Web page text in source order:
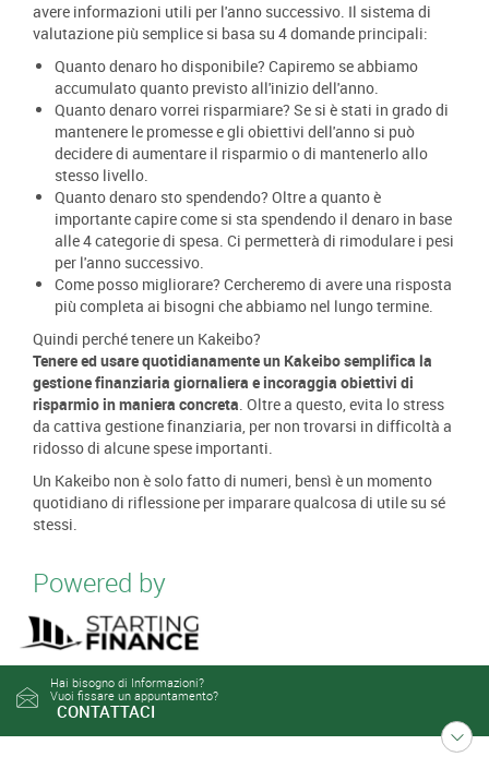
avere informazioni utili per l'anno successivo. Il sistema di
valutazione più semplice si basa su 4 domande principali:
Quanto denaro ho disponibile? Capiremo se abbiamo
accumulato quanto previsto all'inizio dell'anno.
Quanto denaro vorrei risparmiare? Se si è stati in grado di
mantenere le promesse e gli obiettivi dell'anno si può
decidere di aumentare il risparmio o di mantenerlo allo
stesso livello.
Quanto denaro sto spendendo? Oltre a quanto è
importante capire come si sta spendendo il denaro in base
alle 4 categorie di spesa. Ci permetterà di rimodulare i pesi
per l'anno successivo.
Come posso migliorare? Cercheremo di avere una risposta
più completa ai bisogni che abbiamo nel lungo termine.
Quindi perché tenere un Kakeibo?
Tenere ed usare quotidianamente un Kakeibo semplifica la
gestione finanziaria giornaliera e incoraggia obiettivi di
risparmio in maniera concreta . Oltre a questo, evita lo stress
da cattiva gestione finanziaria, per non trovarsi in difficoltà a
ridosso di alcune spese importanti.
Un Kakeibo non è solo fatto di numeri, bensì è un momento
quotidiano di riflessione per imparare qualcosa di utile su sé
stessi.
Powered by
Hai bisogno di Informazioni?
Vuoi fissare un appuntamento?
CONTATTACI